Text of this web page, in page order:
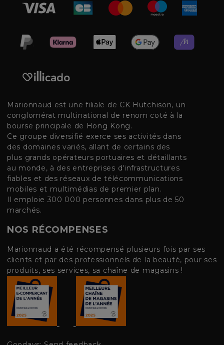
Marionnaud est une filiale de CK Hutchison, un
conglomérat multinational de renom coté à la
bourse principale de Hong Kong.
Ce groupe diversifié exerce ses activités dans
des domaines variés, allant de certains des
plus grands opérateurs portuaires et détaillants
au monde, à des entreprises d'infrastructures
fiables et des réseaux de télécommunications
mobiles et multimédias de premier plan.
Il emploie 300 000 personnes dans plus de 50
marchés.
NOS RÉCOMPENSES
Marionnaud a été récompensé plusieurs fois par ses
clients et par des professionnels de la beauté, pour ses
produits, ses services, sa chaîne de magasins !